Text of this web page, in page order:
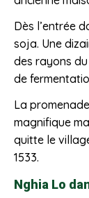
Dès l’entrée
soja. Une
des rayons
de
La
magnifique
quitte le
1533.
Nghia Lo